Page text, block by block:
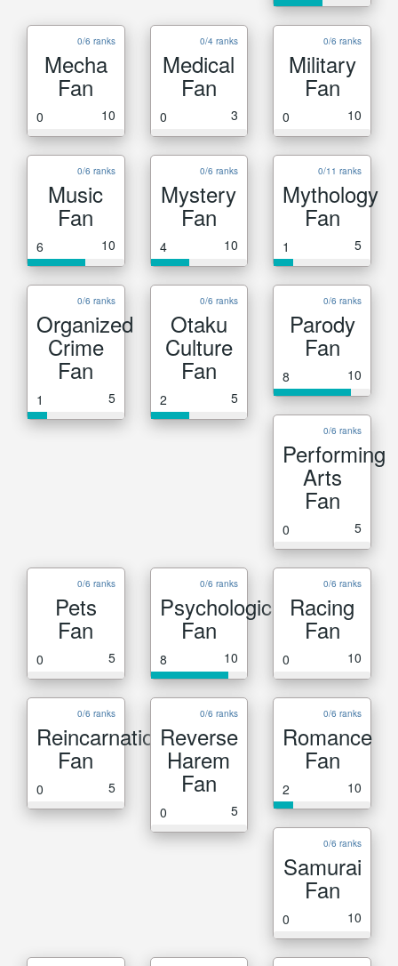
0/6 ranks
Mecha
Fan
0 10
0/4 ranks
Medical
Fan
0 3
0/6 ranks
Military
Fan
0 10
0/6 ranks
Music
Fan
6 10
0/6 ranks
Mystery
Fan
4 10
0/11 ranks
Mythology
Fan
1 5
0/6 ranks
Organized
Crime
Fan
1 5
0/6 ranks
Otaku
Culture
Fan
2 5
0/6 ranks
Parody
Fan
8 10
0/6 ranks
Performing
Arts
Fan
0 5
0/6 ranks
Pets
Fan
0 5
0/6 ranks
Psychological
Fan
8 10
0/6 ranks
Racing
Fan
0 10
0/6 ranks
Reincarnation
Fan
0 5
0/6 ranks
Reverse
Harem
Fan
0 5
0/6 ranks
Romance
Fan
2 10
0/6 ranks
Samurai
Fan
0 10